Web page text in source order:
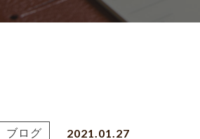
ブログ 2021.01.27